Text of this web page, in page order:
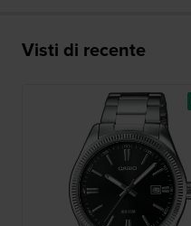
Visti di recente